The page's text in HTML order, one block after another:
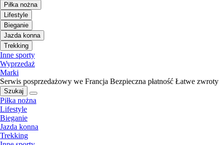
Piłka nożna
Lifestyle
Bieganie
Jazda konna
Trekking
Inne sporty
Wyprzedaż
Marki
Serwis posprzedażowy we Francja Bezpieczna płatność Łatwe zwroty
Szukaj
Piłka nożna
Lifestyle
Bieganie
Jazda konna
Trekking